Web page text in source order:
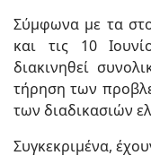
Σύμφωνα με τα
και τις 10
διακινηθεί
τήρηση των
των διαδικασιών
Συγκεκριμένα,